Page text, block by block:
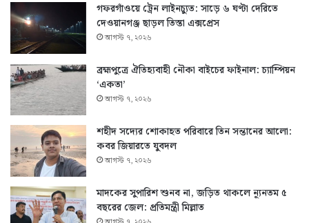
গফরগাঁওয়ে ট্রেন লাইনচ্যুত: সাড়ে ৬ ঘণ্টা দেরিতে
দেওয়ানগঞ্জ ছাড়ল তিস্তা এক্সপ্রেস
আগস্ট ৭, ২০২৬
ব্রহ্মপুত্রে ঐতিহ্যবাহী নৌকা বাইচের ফাইনাল: চ্যাম্পিয়ন
‘একতা’
আগস্ট ৭, ২০২৬
শহীদ সদ্যের শোকাহত পরিবারে তিন সন্তানের আলো:
কবর জিয়ারতে যুবদল
আগস্ট ৭, ২০২৬
মাদকের সুপারিশ শুনব না, জড়িত থাকলে ন্যূনতম ৫
বছরের জেল: প্রতিমন্ত্রী মিল্লাত